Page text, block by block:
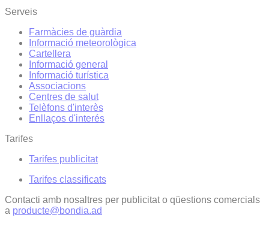
Serveis
Farmàcies de guàrdia
Informació meteorològica
Cartellera
Informació general
Informació turística
Associacions
Centres de salut
Telèfons d'interès
Enllaços d'interés
Tarifes
Tarifes publicitat
Tarifes classificats
Contacti amb nosaltres per publicitat o qüestions comercials
a producte@bondia.ad